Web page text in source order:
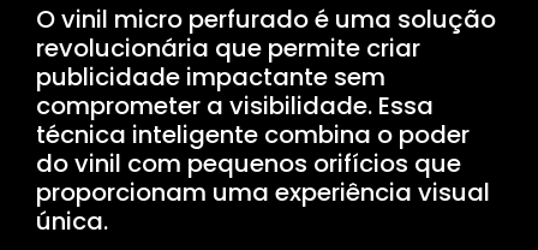
O vinil micro perfurado é uma solução
revolucionária que permite criar
publicidade impactante sem
comprometer a visibilidade. Essa
técnica inteligente combina o poder
do vinil com pequenos orifícios que
proporcionam uma experiência visual
única.